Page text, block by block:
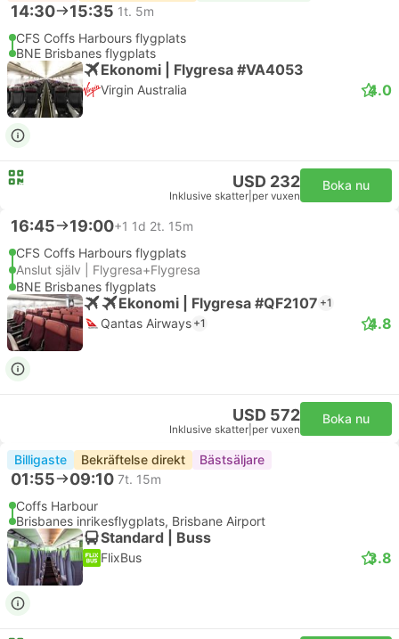
14:30 15:35 1t. 5m
CFS Coffs Harbours flygplats
BNE Brisbanes flygplats
Ekonomi | Flygresa #VA4053
Virgin Australia 4.0
USD 232
Inklusive skatter per vuxen
Boka nu
16:45 19:00+1 1d 2t. 15m
CFS Coffs Harbours flygplats
Anslut själv | Flygresa+Flygresa
BNE Brisbanes flygplats
Ekonomi | Flygresa #QF2107 +1
Qantas Airways +1 4.8
USD 572
Inklusive skatter per vuxen
Boka nu
Billigaste Bekräftelse direkt Bästsäljare
01:55 09:10 7t. 15m
Coffs Harbour
Brisbanes inrikesflygplats, Brisbane Airport
Standard | Buss
FlixBus 3.8